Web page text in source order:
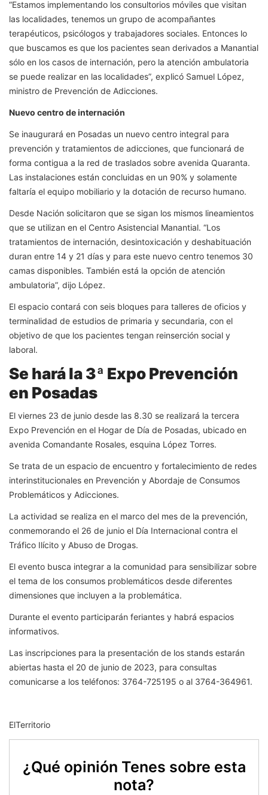
“Estamos implementando los consultorios móviles que visitan
las localidades, tenemos un grupo de acompañantes
terapéuticos, psicólogos y trabajadores sociales. Entonces lo
que buscamos es que los pacientes sean derivados a Manantial
sólo en los casos de internación, pero la atención ambulatoria
se puede realizar en las localidades”, explicó Samuel López,
ministro de Prevención de Adicciones.
Nuevo centro de internación
Se inaugurará en Posadas un nuevo centro integral para
prevención y tratamientos de adicciones, que funcionará de
forma contigua a la red de traslados sobre avenida Quaranta.
Las instalaciones están concluidas en un 90% y solamente
faltaría el equipo mobiliario y la dotación de recurso humano.
Desde Nación solicitaron que se sigan los mismos lineamientos
que se utilizan en el Centro Asistencial Manantial. “Los
tratamientos de internación, desintoxicación y deshabituación
duran entre 14 y 21 días y para este nuevo centro tenemos 30
camas disponibles. También está la opción de atención
ambulatoria”, dijo López.
El espacio contará con seis bloques para talleres de oficios y
terminalidad de estudios de primaria y secundaria, con el
objetivo de que los pacientes tengan reinserción social y
laboral.
Se hará la 3ª Expo Prevención
en Posadas
El viernes 23 de junio desde las 8.30 se realizará la tercera
Expo Prevención en el Hogar de Día de Posadas, ubicado en
avenida Comandante Rosales, esquina López Torres.
Se trata de un espacio de encuentro y fortalecimiento de redes
interinstitucionales en Prevención y Abordaje de Consumos
Problemáticos y Adicciones.
La actividad se realiza en el marco del mes de la prevención,
conmemorando el 26 de junio el Día Internacional contra el
Tráfico Ilícito y Abuso de Drogas.
El evento busca integrar a la comunidad para sensibilizar sobre
el tema de los consumos problemáticos desde diferentes
dimensiones que incluyen a la problemática.
Durante el evento participarán feriantes y habrá espacios
informativos.
Las inscripciones para la presentación de los stands estarán
abiertas hasta el 20 de junio de 2023, para consultas
comunicarse a los teléfonos: 3764-725195 o al 3764-364961.
ElTerritorio
¿Qué opinión Tenes sobre esta
nota?